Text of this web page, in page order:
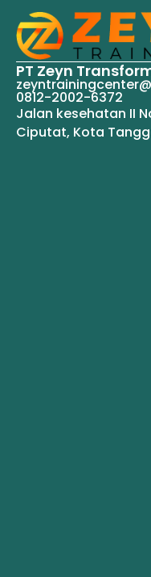
PT Zeyn
0812-2002-6372
Jalan kesehatan II
Ciputat, Kota